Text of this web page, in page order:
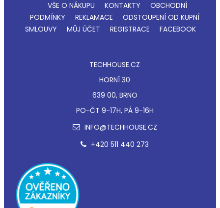
VŠE O NÁKUPU KONTAKTY
OBCHODNÍ
PODMÍNKY
REKLAMACE
ODSTOUPENÍ OD KUPNÍ
SMLOUVY
MŮJ ÚČET REGISTRACE FACEBOOK
TECHHOUSE.CZ
HORNÍ 30
639 00, BRNO
PO-ČT 9-17H, PÁ 9-16H
INFO@TECHHOUSE.CZ
+420 511 440 273